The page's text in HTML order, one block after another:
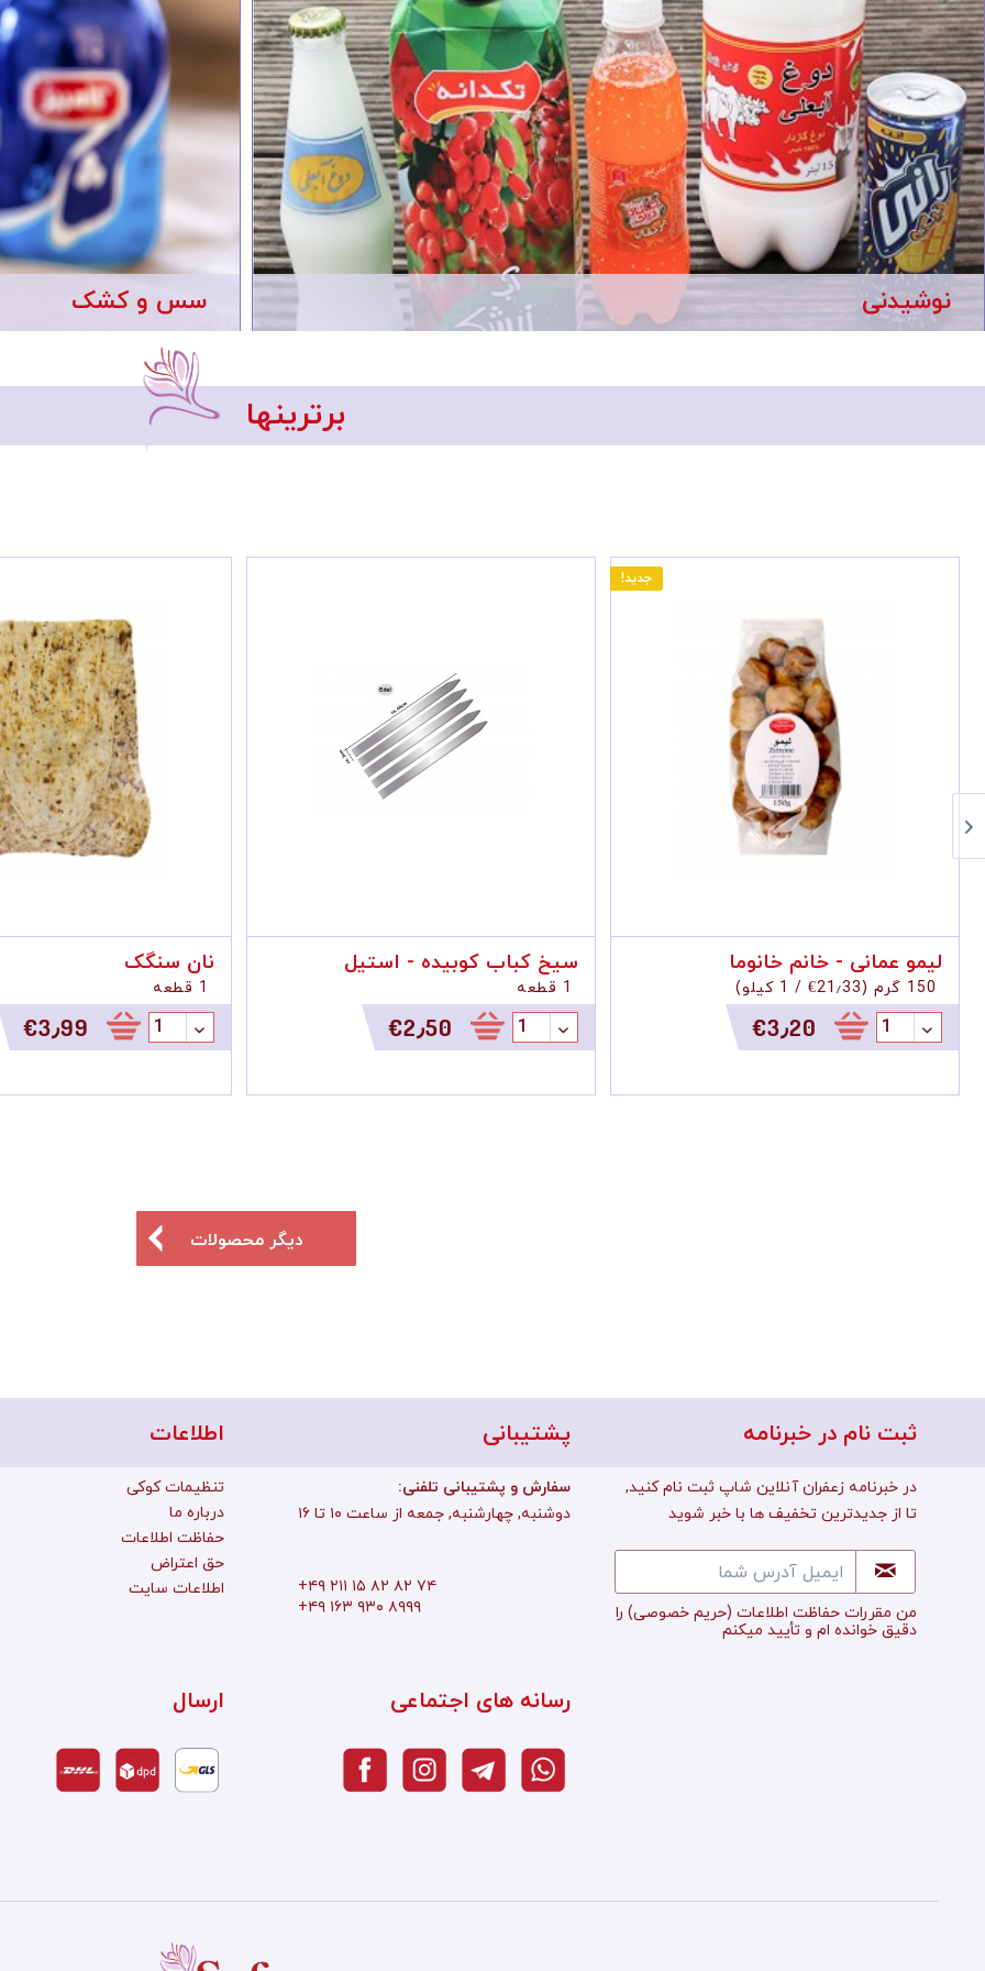
نوشیدنی
سیخ کباب کوبیده - استیل
‎€2٫50
لیمو عمانی - خانم خانوما
(‎€21٫33
‎€3٫20
گلاب یک و یک
(‎€9٫06/1 کیلو )
‎€2٫99
سس و کشک
دیگر محصولات
اطلاعات
تنظیمات کوکی
درباره ما
حفاظت اطلاعات
حق اعتراض
اطلاعات سایت
پشتیبانی
:سفارش و پشتیبانی تلفنی
دوشنبه, چهارشنبه, جمعه از ساعت ۱۰ تا ۱۶
+۴۹ ۲۱۱ ۱۵ ۸۲ ۸۲ ۷۴
+۴۹ ۱۶۳ ۹۳۰ ۸۹۹۹
ثبت نام در خبرنامه
در خبرنامه زعفران آنلاین شاپ ثبت نام کنید,
تا از جدیدترین تخفیف ها با خبر شوید
من مقررات حفاظت اطلاعات (حریم خصوصی) را
دقیق خوانده ام و تأييد میکنم
ارسال رسانه های اجتماعی